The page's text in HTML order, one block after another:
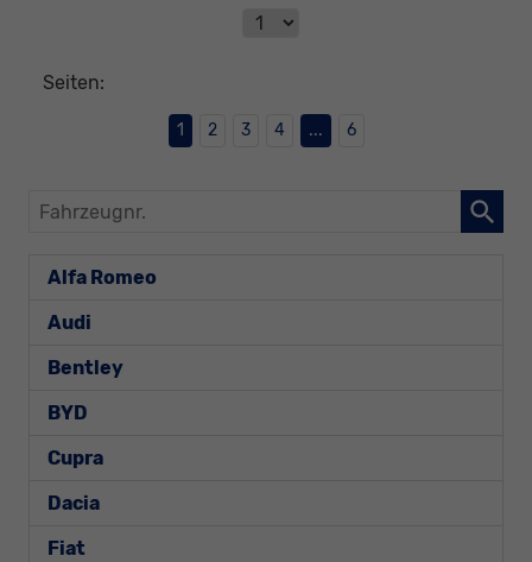
Seiten:
1 2 3 4 ... 6
Fahrzeugnr.
Alfa Romeo
Audi
Bentley
BYD
Cupra
Dacia
Fiat